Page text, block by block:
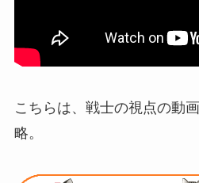
こちらは、戦士の視点の動
略。